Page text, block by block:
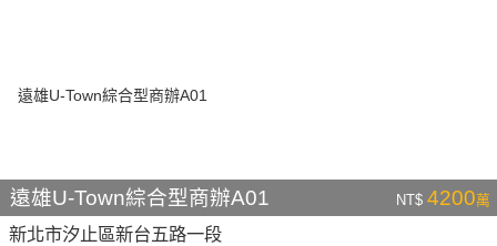
遠雄U-Town綜合型商辦A01 NT$ 4200萬
新北市汐止區新台五路一段